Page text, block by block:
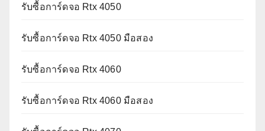
รับซื้อการ์ดจอ Rtx 4050
รับซื้อการ์ดจอ Rtx 4050 มือสอง
รับซื้อการ์ดจอ Rtx 4060
รับซื้อการ์ดจอ Rtx 4060 มือสอง